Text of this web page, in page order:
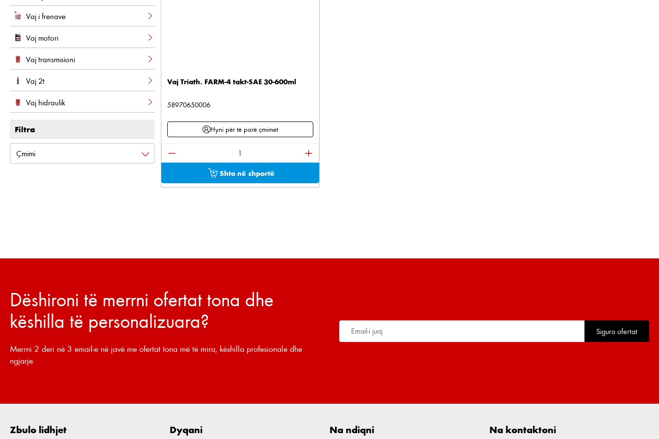
Vaj i frenave
Vaj motori
Vaj transmisioni
Vaj 2t
Vaj hidraulik
Filtra
Çmimi
Vaj Triath. FARM-4 takt-SAE 30-600ml
58970650006
Hyni për të parë çmimet
Sasia e produktit: Shkruani sasinë e dëshiruar ose përdorni butonat për të rritur ose ulur sasinë.
Shto në shportë
Dëshironi të merrni ofertat tona dhe
këshilla të personalizuara?
Merrni 2 deri në 3 email-e në javë me ofertat tona më të mira, këshilla profesionale dhe
ngjarje.
Siguro ofertat
Zbulo lidhjet Dyqani Na ndiqni Na kontaktoni